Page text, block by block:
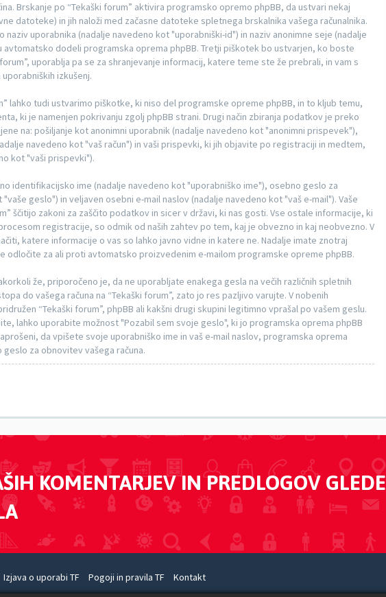
Brskanje po “Tekaški forum” aktivira programsko opremo phpBB, da ustvari nekaj
datoteke) in jih naloži med začasne datoteke spletnega brskalnika vašega računalnika.
naziv uporabnika (nadalje navedeno kot "uporabniški-id") in naziv anonimne seje (nadalje
avtomatsko dodeli programska oprema phpBB. Tretji piškotek bo ustvarjen, ko boste
uporablja pa se za shranjevanje informacij, katere teme ste že prebrali, in vam s
izkušenj.
lahko tudi ustvarimo piškotke, ki niso del programske opreme phpBB, in to kljub temu,
ki je namenjen pokrivanju zgolj phpBB strani. Drugi način zbiranja podatkov je preko
na: pošiljanje kot anonimni uporabnik (nadalje navedeno kot "anonimni prispevek"),
navedeno kot "vaš račun") in vaši prispevki, ki jih objavite po registraciji in medtem,
kot "vaši prispevki").
identifikacijsko ime (nadalje navedeno kot "uporabniško ime"), osebno geslo za
geslo") in veljaven osebni e-mail naslov (nadalje navedeno kot "vaš e-mail"). Vaše
ščitijo zakoni za zaščito podatkov in sicer v državi, ki nas gosti. Vse ostale informacije, ki
registracije, so odmik od naših zahtev po tem, kaj je obvezno in kaj neobvezno. V
katere informacije o vas so lahko javno vidne in katere ne. Nadalje imate znotraj
odločite za ali proti avtomatsko proizvedenim e-mailom programske opreme phpBB.
že, priporočeno je, da ne uporabljate enakega gesla na večih različnih spletnih
do vašega računa na “Tekaški forum”, zato jo res pazljivo varujte. V nobenih
“Tekaški forum”, phpBB ali kakšni drugi skupini legitimno vprašal po vašem geslu.
lahko uporabite možnost "Pozabil sem svoje geslo", ki jo programska oprema phpBB
da vpišete svoje uporabniško ime in vaš e-mail naslov, programska oprema
za obnovitev vašega računa.
KOMENTARJEV IN PREDLOGOV GLEDE
Izjava o uporabi TF Pogoji in pravila TF Kontakt